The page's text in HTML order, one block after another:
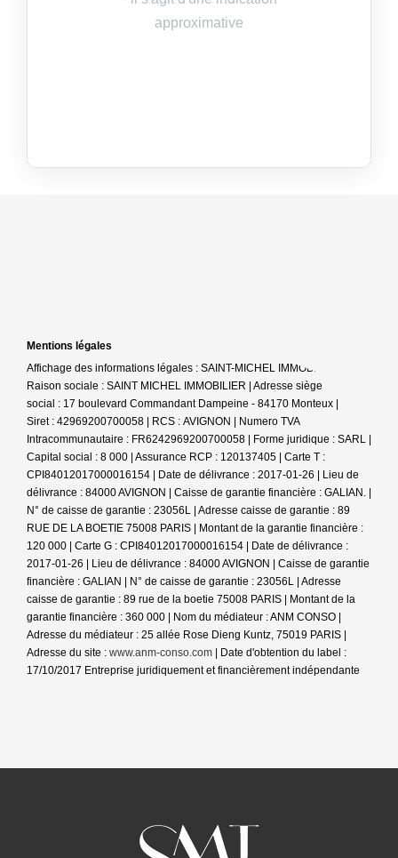
Mentions légales
Affichage des informations légales : SAINT-MICHEL IMMOBILIER |
Raison sociale : SAINT MICHEL IMMOBILIER | Adresse siège
social : 17 boulevard Commandant Dampeine - 84170 Monteux |
Siret : 42969200700058 | RCS : AVIGNON | Numero TVA
Intracommunautaire : FR6242969200700058 | Forme juridique : SARL |
Capital social : 8 000 | Assurance RCP : 120137405 | Carte T :
CPI84012017000016154 | Date de délivrance : 2017-01-26 | Lieu de
délivrance : 84000 AVIGNON | Caisse de garantie financière : GALIAN. |
N° de caisse de garantie : 23056L | Adresse caisse de garantie : 89
RUE DE LA BOETIE 75008 PARIS | Montant de la garantie financière :
120 000 | Carte G : CPI84012017000016154 | Date de délivrance :
2017-01-26 | Lieu de délivrance : 84000 AVIGNON | Caisse de garantie
financière : GALIAN | N° de caisse de garantie : 23056L | Adresse
caisse de garantie : 89 rue de la boetie 75008 PARIS | Montant de la
garantie financière : 360 000 | Nom du médiateur : ANM CONSO |
Adresse du médiateur : 25 allée Rose Dieng Kuntz, 75019 PARIS |
Adresse du site : www.anm-conso.com | Date d'obtention du label :
17/10/2017 Entreprise juridiquement et financièrement indépendante